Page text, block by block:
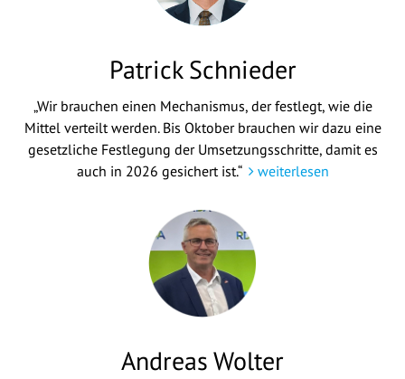
Patrick Schnieder
„Wir brauchen einen Mechanismus, der festlegt, wie die
Mittel verteilt werden. Bis Oktober brauchen wir dazu eine
gesetzliche Festlegung der Umsetzungsschritte, damit es
auch in 2026 gesichert ist.“
weiterlesen
Andreas Wolter